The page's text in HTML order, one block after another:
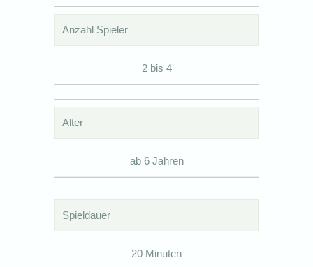
Anzahl Spieler
2 bis 4
Alter
ab 6 Jahren
Spieldauer
20 Minuten